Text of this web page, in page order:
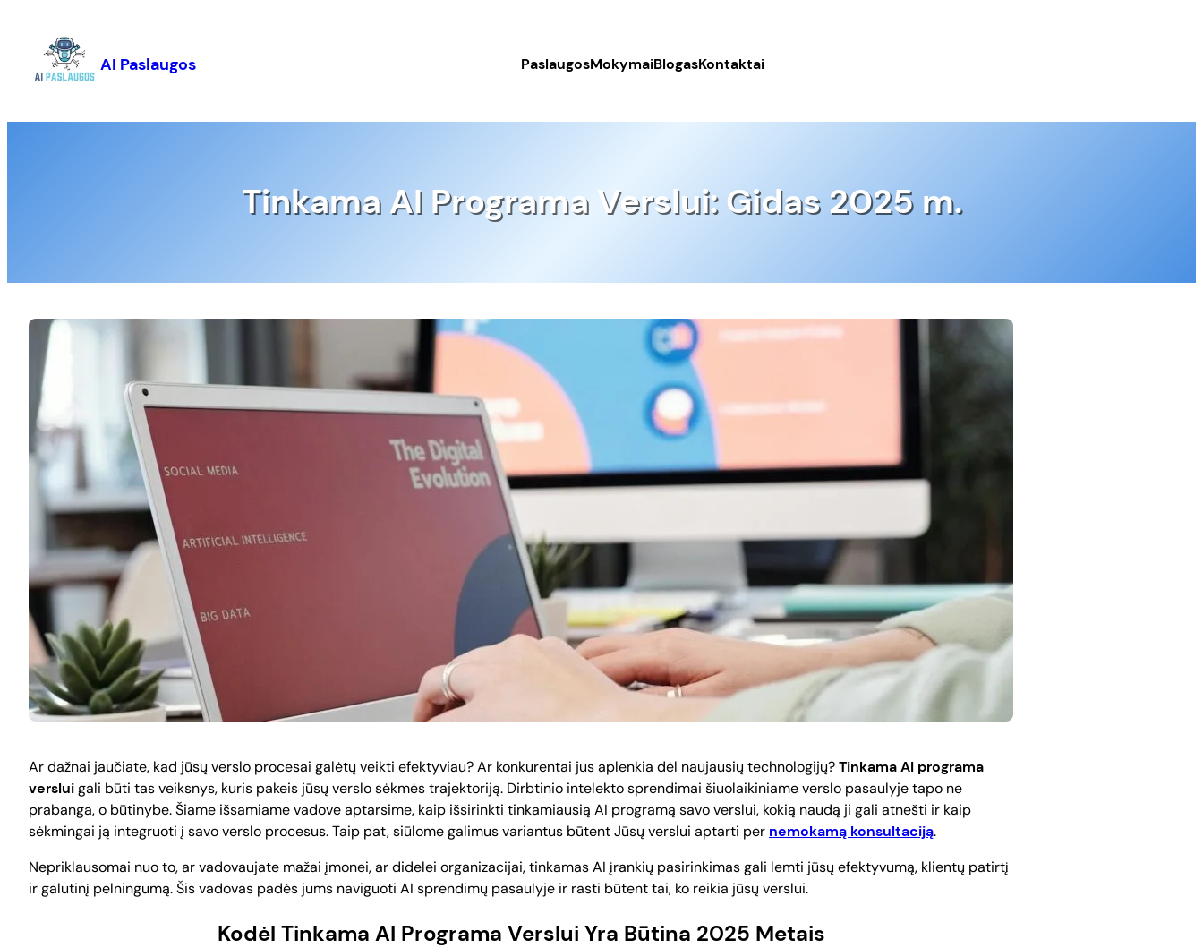
turinio
AI Paslaugos PaslaugosMokymaiBlogasKontaktai
Tinkama AI Programa Verslui: Gidas 2025 m.
Ar dažnai jaučiate, kad jūsų verslo procesai galėtų veikti efektyviau? Ar konkurentai jus aplenkia dėl naujausių technologijų?Tinkama AI programa
versluigali būti tas veiksnys, kuris pakeis jūsų verslo sėkmės trajektoriją. Dirbtinio intelekto sprendimai šiuolaikiniame verslo pasaulyje tapo ne
prabanga, o būtinybe. Šiame išsamiame vadove aptarsime, kaip išsirinkti tinkamiausią AI programą savo verslui, kokią naudą ji gali atnešti ir kaip
sėkmingai ją integruoti į savo verslo procesus. Taip pat, siūlome galimus variantus būtent Jūsų verslui aptarti per nemokamą konsultaciją.
Nepriklausomai nuo to, ar vadovaujate mažai įmonei, ar didelei organizacijai, tinkamas AI įrankių pasirinkimas gali lemti jūsų efektyvumą, klientų patirtį
ir galutinį pelningumą. Šis vadovas padės jums naviguoti AI sprendimų pasaulyje ir rasti būtent tai, ko reikia jūsų verslui.
Kodėl Tinkama AI Programa Verslui Yra Būtina 2025 Metais